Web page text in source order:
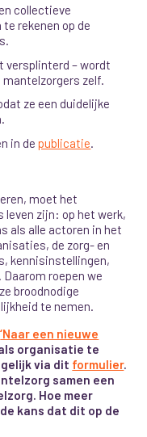
collectieve
rekenen op de
versplinterd – wordt
mantelzorgers zelf.
ze een duidelijke
in depublicatie
moet het
leven zijn: op het werk,
als alle actoren in het
de zorg- en
kennisinstellingen,
roepen we
broodnodige
te nemen.
‘Naar een nieuwe
organisatie te
via dit formulier.
samen een
Hoe meer
kans dat dit op de